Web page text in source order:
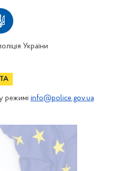
України
режимі info@police.gov.ua